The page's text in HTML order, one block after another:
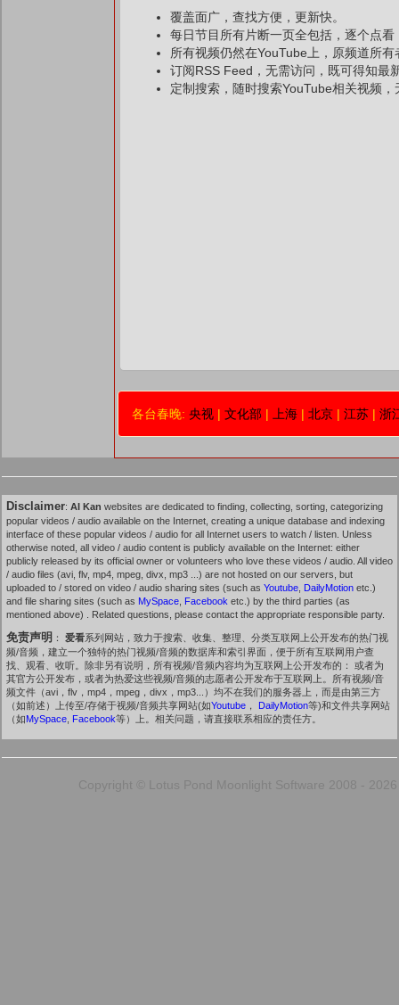
覆盖面广，查找方便，更新快。
每日节目所有片断一页全包括，逐个点看
所有视频仍然在YouTube上，原频道所
订阅RSS Feed，无需访问，既可得知最
定制搜索，随时搜索YouTube相关视频
各台春晚: 央视 | 文化部 | 上海 | 北京 | 江苏 | 浙
Disclaimer: AI Kan websites are dedicated to finding, collecting, sorting, categorizing
popular videos / audio available on the Internet, creating a unique database and indexing
interface of these popular videos / audio for all Internet users to watch / listen. Unless
otherwise noted, all video / audio content is publicly available on the Internet: either
publicly released by its official owner or volunteers who love these videos / audio. All video
/ audio files (avi, flv, mp4, mpeg, divx, mp3 ...) are not hosted on our servers, but
uploaded to / stored on video / audio sharing sites (such as Youtube DailyMotion etc.)
and file sharing sites (such as MySpace Facebook etc.) by the third parties (as
mentioned above) . Related questions, please contact the appropriate responsible party.
免责声明 ： 爱看系列网站，致力于搜索、收集、整理、分类互联网上公开发布的热门视
频/音频，建立一个独特的热门视频/音频的数据库和索引界面，便于所有互联网用户查
找、观看、收听。除非另有说明，所有视频/音频内容均为互联网上公开发布的： 或者为
其官方公开发布，或者为热爱这些视频/音频的志愿者公开发布于互联网上。所有视频/音
频文件（avi，flv，mp4，mpeg，divx，mp3...）均不在我们的服务器上，而是由第三方
（如前述）上传至/存储于视频/音频共享网站(如Youtube ， DailyMotion等)和文件共享网站
（如MySpace Facebook等）上。相关问题，请直接联系相应的责任方。
Copyright © Lotus Pond Moonlight Software 2008 - 2026